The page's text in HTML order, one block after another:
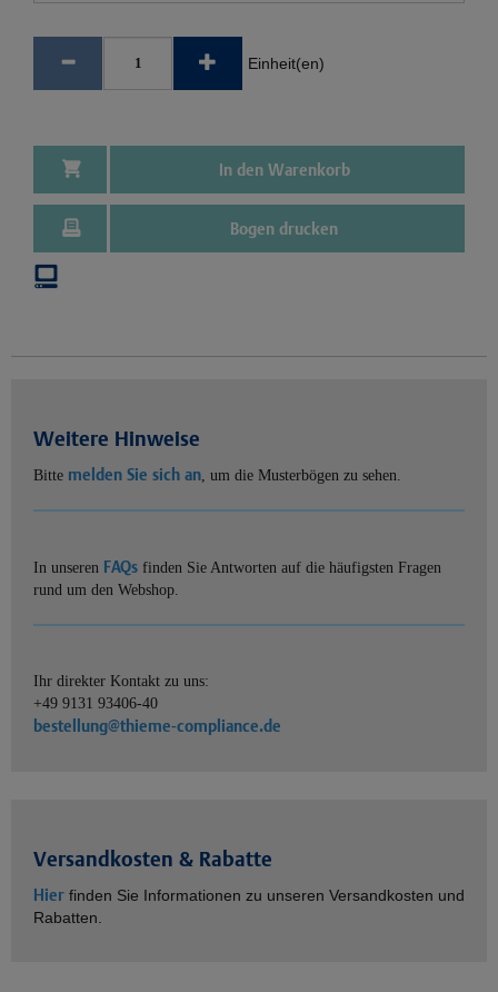
Einheit(en)
In den Warenkorb
Bogen drucken
Weitere Hinweise
Bitte melden Sie sich an, um die Musterbögen zu sehen.
In unseren FAQs finden Sie Antworten auf die häufigsten Fragen
rund um den Webshop.
Ihr direkter Kontakt zu uns:
+49 9131 93406-40
bestellung@thieme-compliance.de
Versandkosten & Rabatte
Hier finden Sie Informationen zu unseren Versandkosten und
Rabatten.